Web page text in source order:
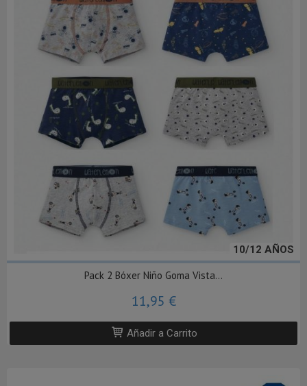
10/12 AÑOS
Pack 2 Bóxer Niño Goma Vista...
11,95 €
Añadir a Carrito